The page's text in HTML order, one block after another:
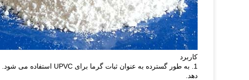
کاربرد
1. به طور گسترده به عنوان ثبات گرما برای UPVC استفاده می شود.
دهد.